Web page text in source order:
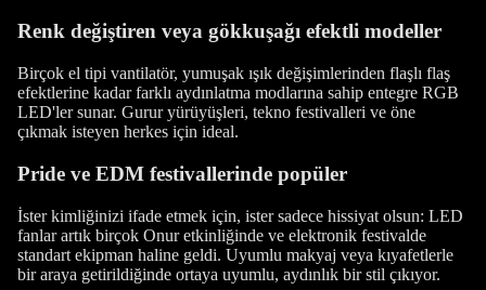
Renk değiştiren veya gökkuşağı efektli modeller
Birçok el tipi vantilatör, yumuşak ışık değişimlerinden flaşlı flaş
efektlerine kadar farklı aydınlatma modlarına sahip entegre RGB
LED'ler sunar. Gurur yürüyüşleri, tekno festivalleri ve öne
çıkmak isteyen herkes için ideal.
Pride ve EDM festivallerinde popüler
İster kimliğinizi ifade etmek için, ister sadece hissiyat olsun: LED
fanlar artık birçok Onur etkinliğinde ve elektronik festivalde
standart ekipman haline geldi. Uyumlu makyaj veya kıyafetlerle
bir araya getirildiğinde ortaya uyumlu, aydınlık bir stil çıkıyor.